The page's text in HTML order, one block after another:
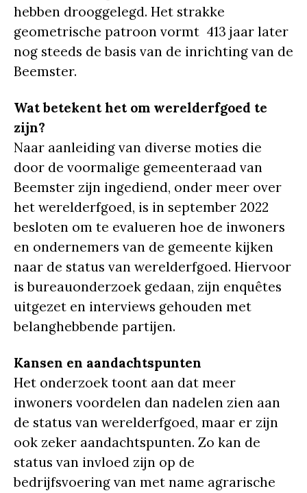
hebben drooggelegd. Het strakke
geometrische patroon vormt 413 jaar later
nog steeds de basis van de inrichting van de
Beemster.
Wat betekent het om werelderfgoed te
zijn?
Naar aanleiding van diverse moties die
door de voormalige gemeenteraad van
Beemster zijn ingediend, onder meer over
het werelderfgoed, is in september 2022
besloten om te evalueren hoe de inwoners
en ondernemers van de gemeente kijken
naar de status van werelderfgoed. Hiervoor
is bureauonderzoek gedaan, zijn enquêtes
uitgezet en interviews gehouden met
belanghebbende partijen.
Kansen en aandachtspunten
Het onderzoek toont aan dat meer
inwoners voordelen dan nadelen zien aan
de status van werelderfgoed, maar er zijn
ook zeker aandachtspunten. Zo kan de
status van invloed zijn op de
bedrijfsvoering van met name agrarische